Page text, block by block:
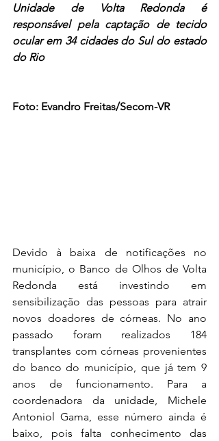
Unidade de Volta Redonda é
responsável pela captação de tecido
ocular em 34 cidades do Sul do estado
do Rio
Foto: Evandro Freitas/Secom-VR
Devido à baixa de notificações no
município, o Banco de Olhos de Volta
Redonda está investindo em
sensibilização das pessoas para atrair
novos doadores de córneas. No ano
passado foram realizados 184
transplantes com córneas provenientes
do banco do município, que já tem 9
anos de funcionamento. Para a
coordenadora da unidade, Michele
Antoniol Gama, esse número ainda é
baixo, pois falta conhecimento das